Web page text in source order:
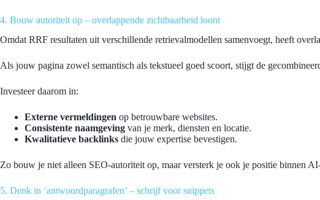
4. Bouw autoriteit op – overlappende zichtbaarheid loont
Omdat RRF resultaten uit verschillende retrievalmodellen samenvoegt, heeft
Als jouw pagina zowel semantisch als tekstueel goed scoort, stijgt de
Investeer daarom in:
Externe vermeldingen op betrouwbare websites.
Consistente naamgeving van je merk, diensten en locatie.
Kwalitatieve backlinks die jouw expertise bevestigen.
Zo bouw je niet alleen SEO-autoriteit op, maar versterk je ook je positie binnen
5. Denk in ‘antwoordparagrafen’ – schrijf voor snippets